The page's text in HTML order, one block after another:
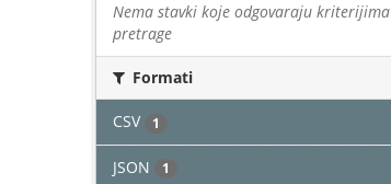
Nema stavki koje odgovaraju kriterijima
pretrage
Formati
CSV 1
JSON 1